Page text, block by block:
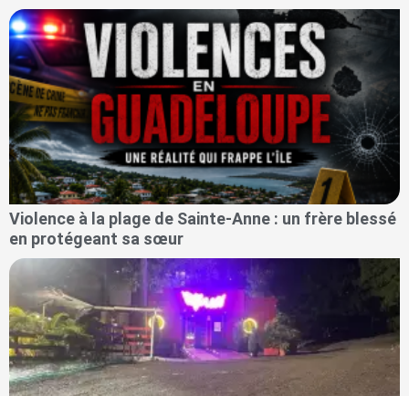
Violence à la plage de Sainte-Anne : un frère blessé
en protégeant sa sœur